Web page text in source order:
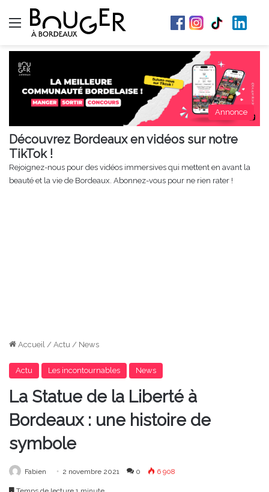
Menu
Annonce
Découvrez Bordeaux en vidéos sur notre
TikTok !
Rejoignez-nous pour des vidéos immersives qui mettent en avant la
beauté et la vie de Bordeaux. Abonnez-vous pour ne rien rater !
Accueil / Actu / News
Actu Les incontournables News
La Statue de la Liberté à
Bordeaux : une histoire de
symbole
Fabien 2 novembre 2021 0 6 908